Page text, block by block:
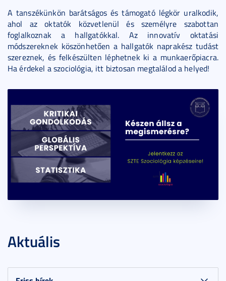
A tanszékünkön barátságos és támogató légkör uralkodik,
ahol az oktatók közvetlenül és személyre szabottan
foglalkoznak a hallgatókkal. Az innovatív oktatási
módszereknek köszönhetően a hallgatók naprakész tudást
szereznek, és felkészülten léphetnek ki a munkaerőpiacra.
Ha érdekel a szociológia, itt biztosan megtalálod a helyed!
Aktuális